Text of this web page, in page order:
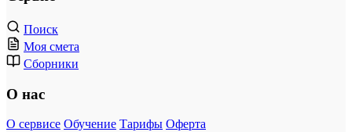
Поиск
Моя смета
Сборники
О нас
О сервисе Обучение Тарифы Оферта